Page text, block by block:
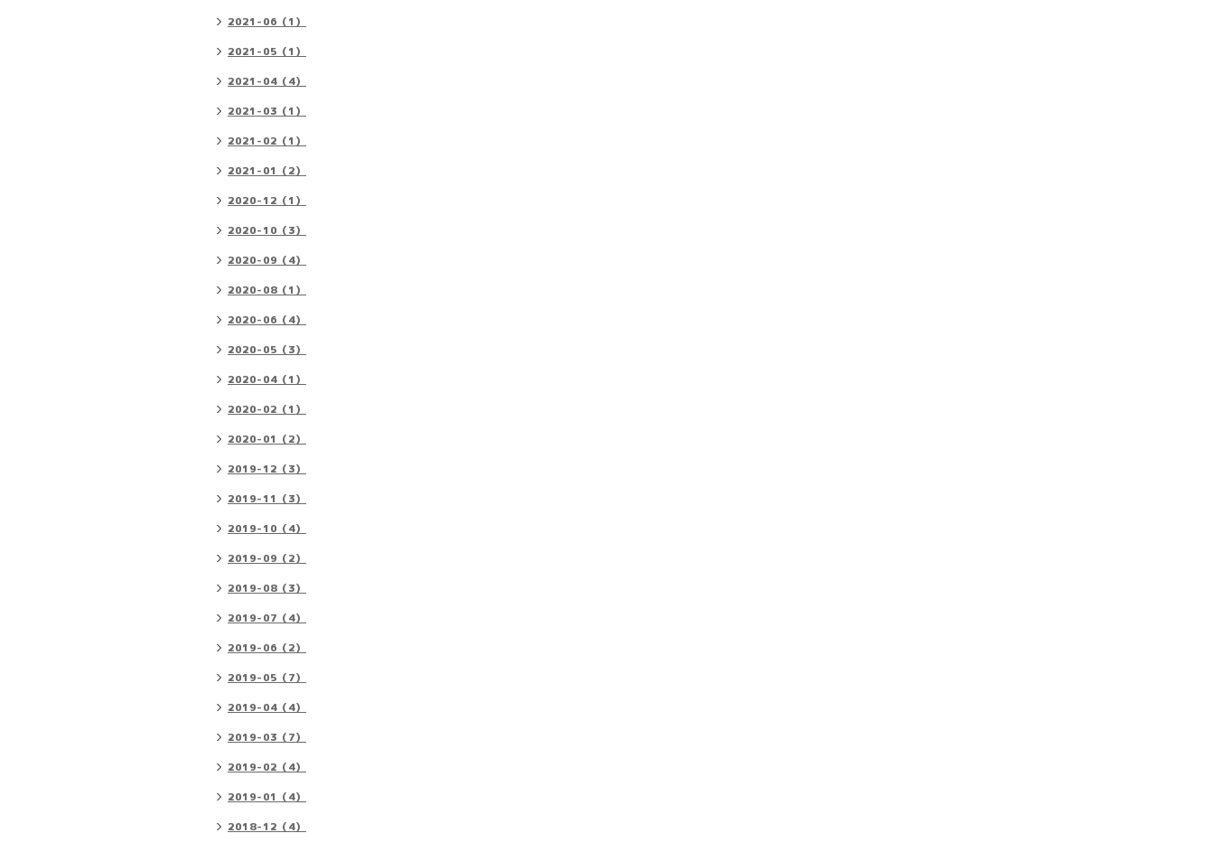
2021-06（1）
2021-05（1）
2021-04（4）
2021-03（1）
2021-02（1）
2021-01（2）
2020-12（1）
2020-10（3）
2020-09（4）
2020-08（1）
2020-06（4）
2020-05（3）
2020-04（1）
2020-02（1）
2020-01（2）
2019-12（3）
2019-11（3）
2019-10（4）
2019-09（2）
2019-08（3）
2019-07（4）
2019-06（2）
2019-05（7）
2019-04（4）
2019-03（7）
2019-02（4）
2019-01（4）
2018-12（4）